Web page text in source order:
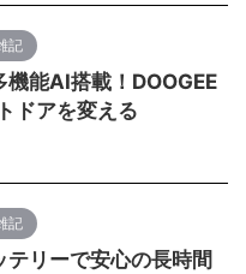
記
機能AI搭載！DOOGEE
ドアを変える
記
リーで安心の長時間